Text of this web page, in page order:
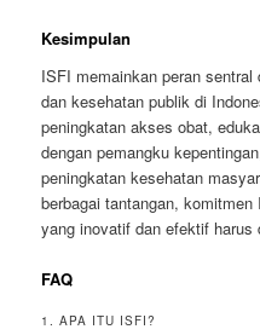
Kesimpulan
ISFI memainkan peran
dan kesehatan publik di
peningkatan akses obat,
dengan pemangku
peningkatan kesehatan
berbagai tantangan,
yang inovatif dan efektif harus
FAQ
1. APA ITU ISFI?